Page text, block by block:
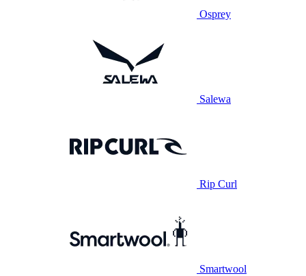
Osprey
Salewa
Rip Curl
Smartwool